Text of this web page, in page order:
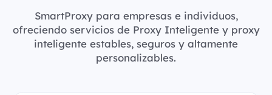
SmartProxy para empresas e individuos,
ofreciendo servicios de Proxy Inteligente y proxy
inteligente estables, seguros y altamente
personalizables.